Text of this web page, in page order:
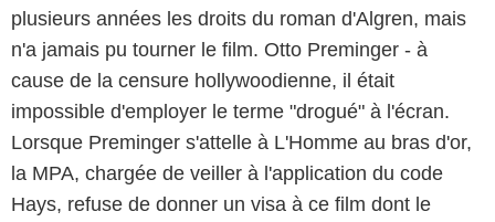
plusieurs années les droits du roman d'Algren, mais
n'a jamais pu tourner le film. Otto Preminger - à
cause de la censure hollywoodienne, il était
impossible d'employer le terme "drogué" à l'écran.
Lorsque Preminger s'attelle à L'Homme au bras d'or,
la MPA, chargée de veiller à l'application du code
Hays, refuse de donner un visa à ce film dont le